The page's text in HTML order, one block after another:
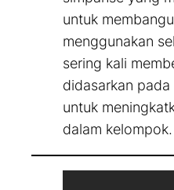
untuk
menggunakan
sering kali
didasarkan
untuk
dalam kelompok.